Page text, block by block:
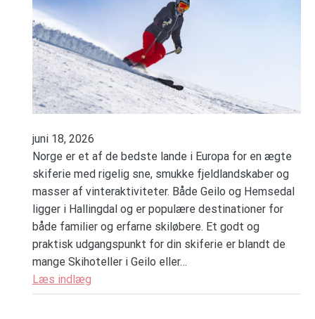
juni 18, 2026
Norge er et af de bedste lande i Europa for en ægte
skiferie med rigelig sne, smukke fjeldlandskaber og
masser af vinteraktiviteter. Både Geilo og Hemsedal
ligger i Hallingdal og er populære destinationer for
både familier og erfarne skiløbere. Et godt og
praktisk udgangspunkt for din skiferie er blandt de
mange Skihoteller i Geilo eller…
Læs indlæg